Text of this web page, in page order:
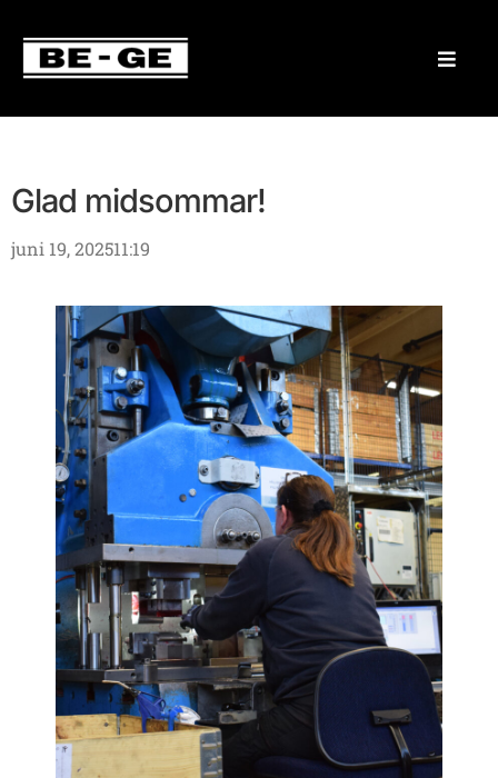
Glad midsommar!
juni 19, 202511:19